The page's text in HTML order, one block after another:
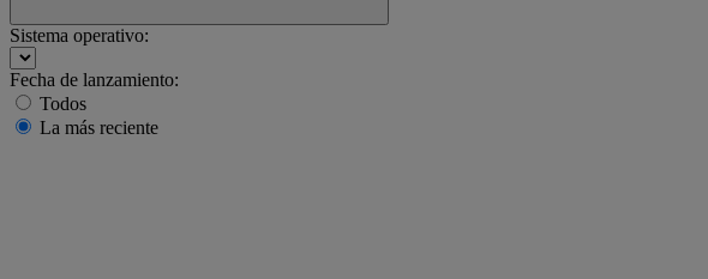
Sistema operativo:
Fecha de lanzamiento:
Todos
La más reciente